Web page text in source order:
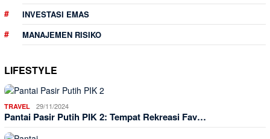
INVESTASI EMAS
MANAJEMEN RISIKO
LIFESTYLE
TRAVEL 29/11/2024
Pantai Pasir Putih PIK 2: Tempat Rekreasi Fav…